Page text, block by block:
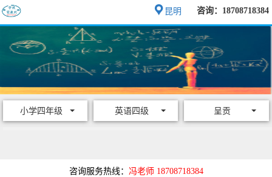
咨询：18708718384
昆明
小学四年级 英语四级 呈贡
咨询服务热线： 冯老师 18708718384